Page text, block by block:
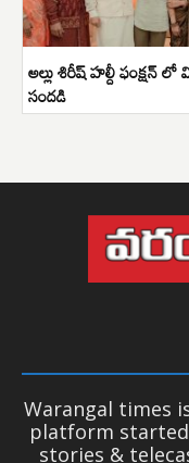
అల్లు శిరీష్ హల్దీ ఫంక్షన్
సందడి
Warangal times
platform
stories &